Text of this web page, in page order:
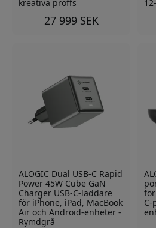
kreativa proffs
27 999 SEK
ALOGIC Dual USB-C Rapid
Power 45W Cube GaN
Charger USB-C-laddare
för iPhone, iPad, MacBook
Air och Android-enheter -
Rymdgrå